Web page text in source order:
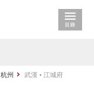
杭州 武漢 • 江城府